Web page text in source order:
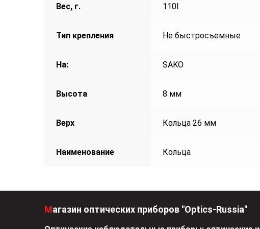
Вес, г. 110l
Тип крепления Не быстросъемные
На: SAKO
Высота 8 мм
Верх Кольца 26 мм
Наименование Кольца
Магазин оптических приборов "Optics-Russia"